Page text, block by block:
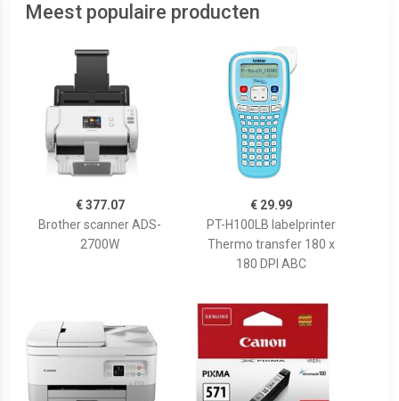
Meest populaire producten
€ 377.07
Brother scanner ADS-
2700W
€ 29.99
PT-H100LB labelprinter
Thermo transfer 180 x
180 DPI ABC